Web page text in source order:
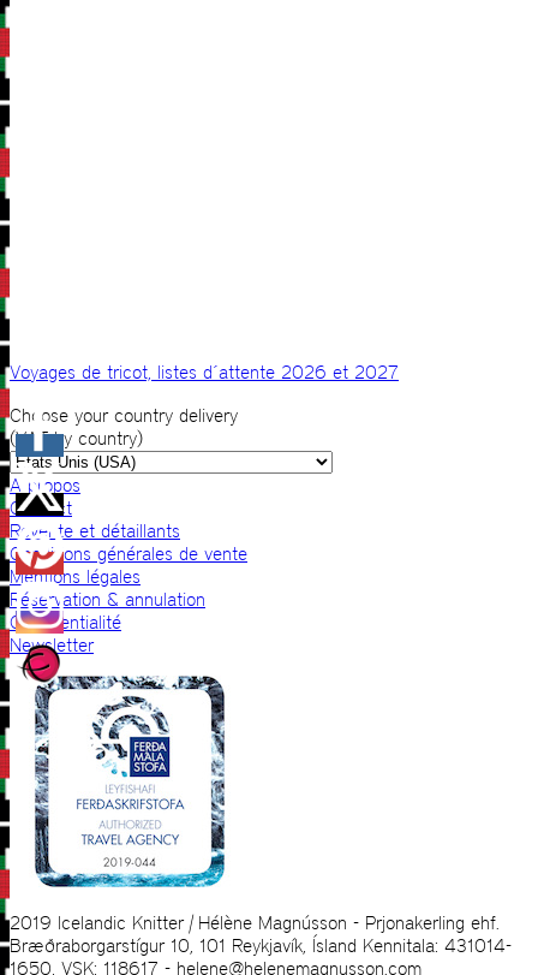
Voyages de tricot, listes d´attente 2026 et 2027
Choose your country delivery
(VAT by country)
A propos
Contact
Revente et détaillants
Conditions générales de vente
Mentions légales
Réservation & annulation
Confidentialité
Newsletter
2019 Icelandic Knitter | Hélène Magnússon - Prjonakerling ehf.
Bræðraborgarstígur 10, 101 Reykjavík, Ísland Kennitala: 431014-
1650, VSK: 118617 - helene@helenemagnusson.com